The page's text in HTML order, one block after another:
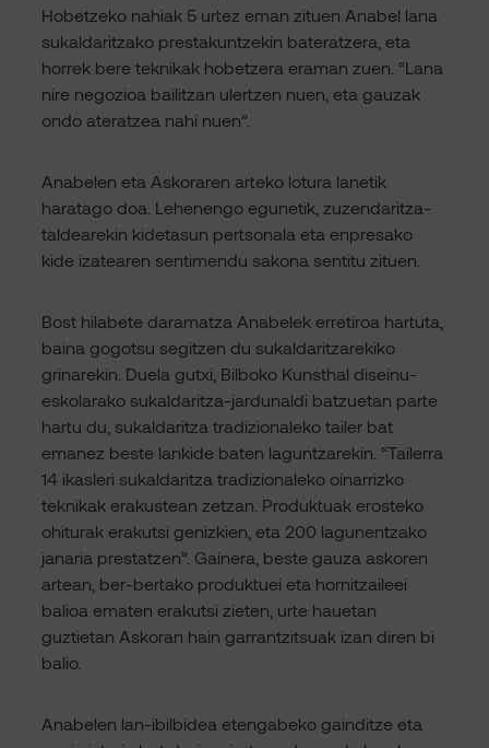
Hobetzeko nahiak 5 urtez eman zituen Anabel lana
sukaldaritzako prestakuntzekin bateratzera, eta
horrek bere teknikak hobetzera eraman zuen. “Lana
nire negozioa bailitzan ulertzen nuen, eta gauzak
ondo ateratzea nahi nuen”.
Anabelen eta Askoraren arteko lotura lanetik
haratago doa. Lehenengo egunetik, zuzendaritza-
taldearekin kidetasun pertsonala eta enpresako
kide izatearen sentimendu sakona sentitu zituen.
Bost hilabete daramatza Anabelek erretiroa hartuta,
baina gogotsu segitzen du sukaldaritzarekiko
grinarekin. Duela gutxi, Bilboko Kunsthal diseinu-
eskolarako sukaldaritza-jardunaldi batzuetan parte
hartu du, sukaldaritza tradizionaleko tailer bat
emanez beste lankide baten laguntzarekin. “Tailerra
14 ikasleri sukaldaritza tradizionaleko oinarrizko
teknikak erakustean zetzan. Produktuak erosteko
ohiturak erakutsi genizkien, eta 200 lagunentzako
janaria prestatzen”. Gainera, beste gauza askoren
artean, ber-bertako produktuei eta hornitzaileei
balioa ematen erakutsi zieten, urte hauetan
guztietan Askoran hain garrantzitsuak izan diren bi
balio.
Anabelen lan-ibilbidea etengabeko gainditze eta